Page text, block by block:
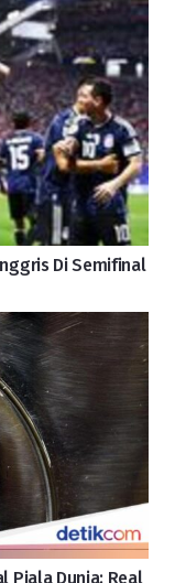
Di Semifinal
Piala Dunia: Real